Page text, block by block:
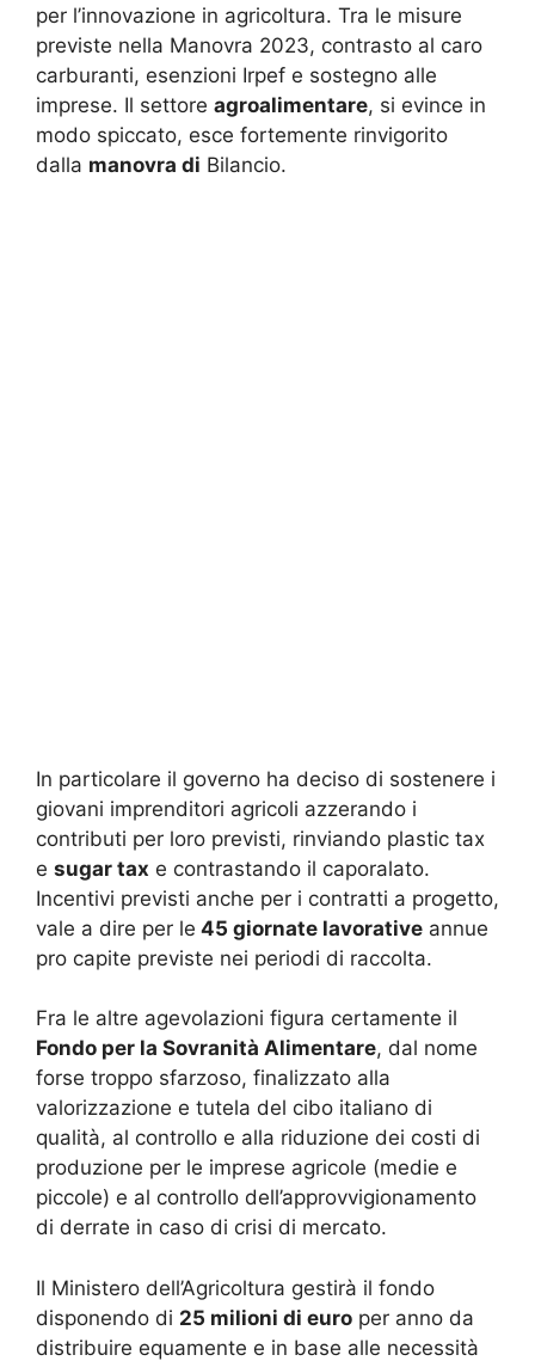
per l’innovazione in agricoltura. Tra le misure
previste nella Manovra 2023, contrasto al caro
carburanti, esenzioni Irpef e sostegno alle
imprese. Il settore agroalimentare, si evince in
modo spiccato, esce fortemente rinvigorito
dalla manovra di Bilancio.
In particolare il governo ha deciso di sostenere i
giovani imprenditori agricoli azzerando i
contributi per loro previsti, rinviando plastic tax
e sugar tax e contrastando il caporalato.
Incentivi previsti anche per i contratti a progetto,
vale a dire per le 45 giornate lavorative annue
pro capite previste nei periodi di raccolta.
Fra le altre agevolazioni figura certamente il
Fondo per la Sovranità Alimentare, dal nome
forse troppo sfarzoso, finalizzato alla
valorizzazione e tutela del cibo italiano di
qualità, al controllo e alla riduzione dei costi di
produzione per le imprese agricole (medie e
piccole) e al controllo dell’approvvigionamento
di derrate in caso di crisi di mercato.
Il Ministero dell’Agricoltura gestirà il fondo
disponendo di 25 milioni di euro per anno da
distribuire equamente e in base alle necessità